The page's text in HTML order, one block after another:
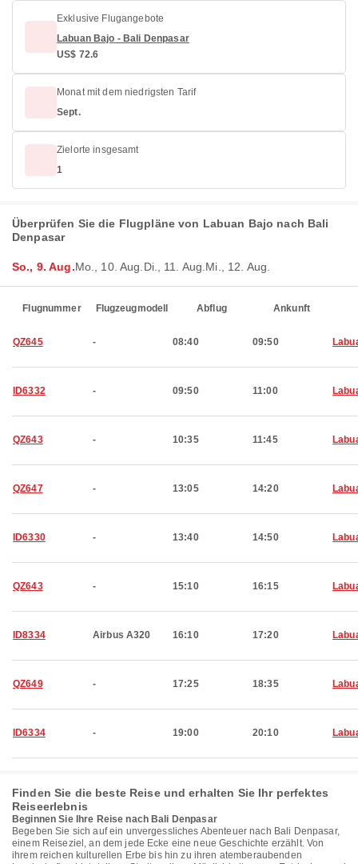
Exklusive Flugangebote
Labuan Bajo - Bali Denpasar
US$ 72.6
Monat mit dem niedrigsten Tarif
Sept.
Zielorte insgesamt
1
Überprüfen Sie die Flugpläne von Labuan Bajo nach Bali
Denpasar
So., 9. Aug.Mo., 10. Aug. Di., 11. Aug. Mi., 12. Aug.
Flugnummer Flugzeugmodell Abflug Ankunft
QZ645 - 08:40 09:50
ID6332 - 09:50 11:00
QZ643 - 10:35 11:45
QZ647 - 13:05 14:20
ID6330 - 13:40 14:50
QZ643 - 15:10 16:15
ID8334 Airbus A320 16:10 17:20
QZ649 - 17:25 18:35
ID6334 - 19:00 20:10
Finden Sie die beste Reise und erhalten Sie Ihr perfektes
Reiseerlebnis
Beginnen Sie Ihre Reise nach Bali Denpasar
Begeben Sie sich auf ein unvergessliches Abenteuer nach Bali Denpasar,
einem Reiseziel, an dem jede Ecke eine neue Geschichte erzählt. Von
ihrem reichen kulturellen Erbe bis hin zu ihren atemberaubenden